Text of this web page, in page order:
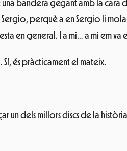
bandera gegant amb la cara
Sergio, perquè a en Sergio li mola
en general. I a mi… a mi em va
és pràcticament el mateix.
un dels millors discs de la